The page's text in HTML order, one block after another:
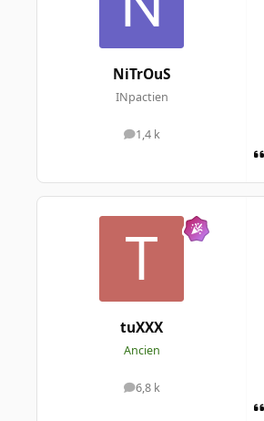
NiTrOuS
INpactien
1,4 k
messages
tuXXX
Ancien
6,8 k
messages